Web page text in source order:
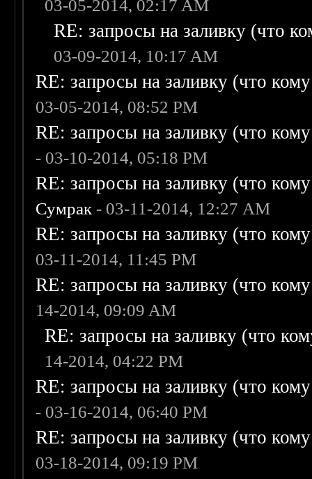
03-05-2014, 02:17 AM
RE: запросы на заливку (что
03-09-2014, 10:17 AM
RE: запросы на заливку (что
03-05-2014, 08:52 PM
RE: запросы на заливку (что
- 03-10-2014, 05:18 PM
RE: запросы на заливку (что
Сумрак - 03-11-2014, 12:27 AM
RE: запросы на заливку (что
03-11-2014, 11:45 PM
RE: запросы на заливку (что
14-2014, 09:09 AM
RE: запросы на заливку (что
14-2014, 04:22 PM
RE: запросы на заливку (что
- 03-16-2014, 06:40 PM
RE: запросы на заливку (что
03-18-2014, 09:19 PM